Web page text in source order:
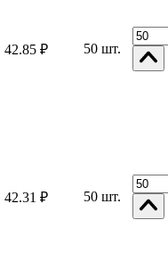
42.85 ₽ 50 шт.
42.31 ₽ 50 шт.